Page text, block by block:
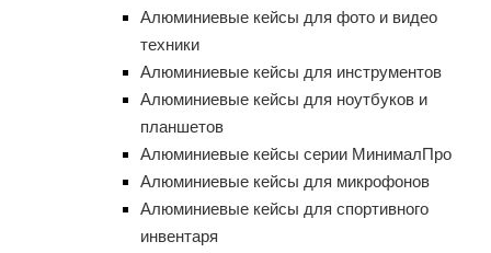
Алюминиевые кейсы для фото и видео
техники
Алюминиевые кейсы для инструментов
Алюминиевые кейсы для ноутбуков и
планшетов
Алюминиевые кейсы серии МинималПро
Алюминиевые кейсы для микрофонов
Алюминиевые кейсы для спортивного
инвентаря